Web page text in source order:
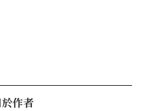
作者